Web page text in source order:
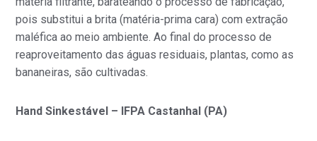
pois substitui a brita (matéria-prima cara) com extração
maléfica ao meio ambiente. Ao final do processo de
reaproveitamento das águas residuais, plantas, como as
bananeiras, são cultivadas.
Hand Sinkestável – IFPA Castanhal (PA)